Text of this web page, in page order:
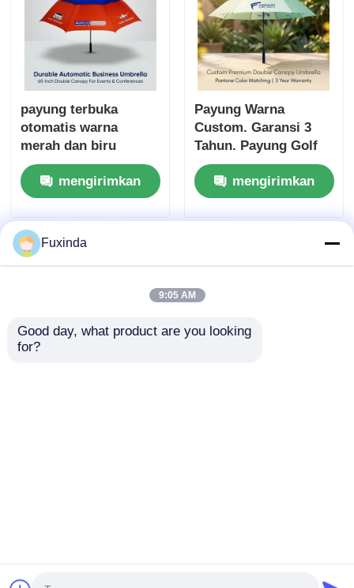
payung terbuka
otomatis warna
merah dan biru
mengirimkan
permintaan
Payung Warna
Custom. Garansi 3
Tahun. Payung Golf
Tahan Angin.
mengirimkan
permintaan
Fuxinda
9:05 AM
Good day, what product are you looking
for?